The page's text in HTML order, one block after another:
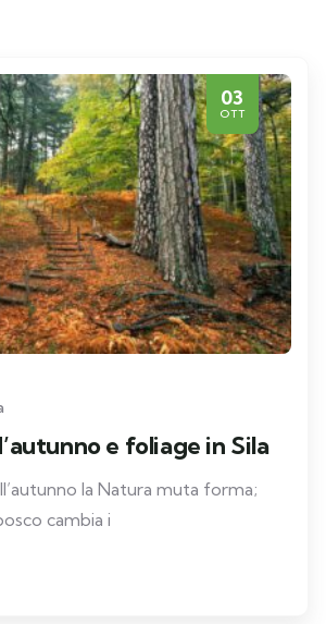
03
OTT
e foliage in Sila
la Natura muta forma;
cambia i